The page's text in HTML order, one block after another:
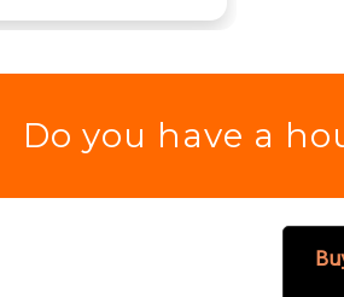
Do you have a